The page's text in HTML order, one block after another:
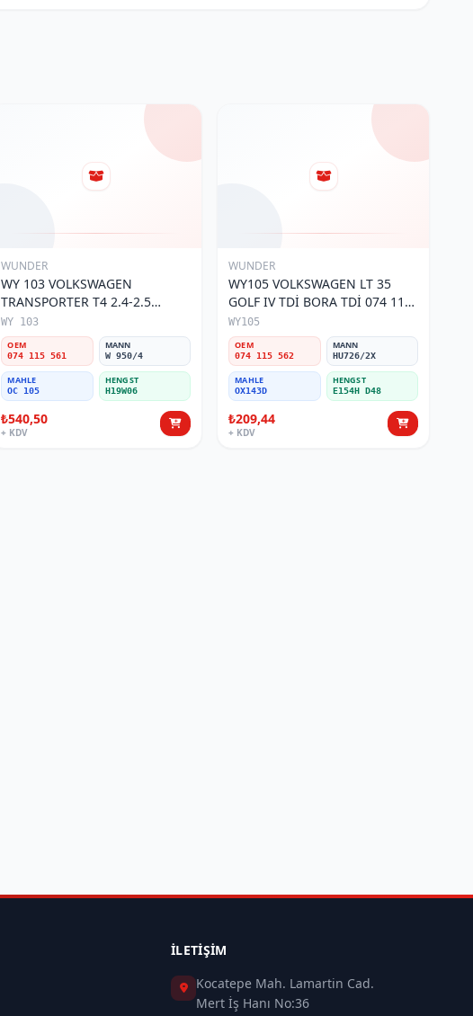
WUNDER
WY 103 VOLKSWAGEN
TRANSPORTER T4 2.4-2.5
MOTOR 074 115 561 Yağ
Filtresi
WY 103
OEM
074 115 561
MANN
W 950/4
MAHLE
OC 105
HENGST
H19W06
₺540,50
+ KDV
WUNDER
WY105 VOLKSWAGEN LT 35
GOLF IV TDİ BORA TDİ 074 115
562 Yağ Filtresi
WY105
OEM
074 115 562
MANN
HU726/2X
MAHLE
OX143D
HENGST
E154H D48
₺209,44
+ KDV
İLETIŞIM
Kocatepe Mah. Lamartin Cad.
Mert İş Hanı No:36